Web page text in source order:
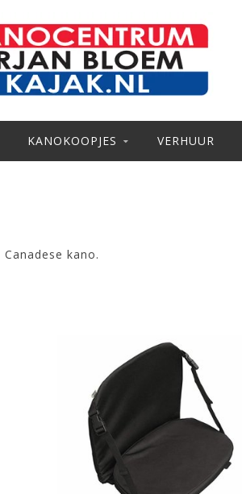
KANOKOOPJES VERHUUR
kano.